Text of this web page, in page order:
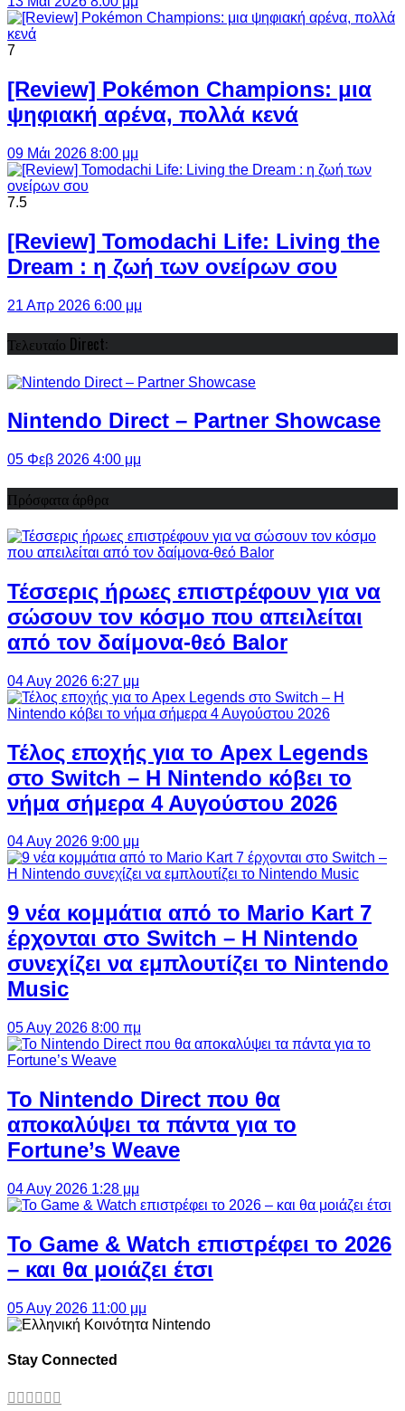
7
[Review] Pokémon Champions: μια
ψηφιακή αρένα, πολλά κενά
09 Μάι 2026 8:00 μμ
7.5
[Review] Tomodachi Life: Living the
Dream : η ζωή των ονείρων σου
21 Απρ 2026 6:00 μμ
Τελευταίο Direct:
Nintendo Direct – Partner Showcase
05 Φεβ 2026 4:00 μμ
Πρόσφατα άρθρα
Τέσσερις ήρωες επιστρέφουν για να
σώσουν τον κόσμο που απειλείται
από τον δαίμονα-θεό Balor
04 Αυγ 2026 6:27 μμ
Τέλος εποχής για το Apex Legends
στο Switch – Η Nintendo κόβει το
νήμα σήμερα 4 Αυγούστου 2026
04 Αυγ 2026 9:00 μμ
9 νέα κομμάτια από το Mario Kart 7
έρχονται στο Switch – Η Nintendo
συνεχίζει να εμπλουτίζει το Nintendo
Music
05 Αυγ 2026 8:00 πμ
Το Nintendo Direct που θα
αποκαλύψει τα πάντα για το
Fortune’s Weave
04 Αυγ 2026 1:28 μμ
Το Game & Watch επιστρέφει το 2026
– και θα μοιάζει έτσι
05 Αυγ 2026 11:00 μμ
Stay Connected